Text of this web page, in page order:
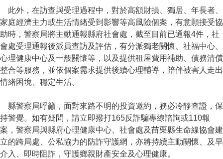
此外，在訪查與受理過程中，對於高額財損、獨居、年長者、
家庭經濟主力或生活情緒受到影響等高風險個案，有意願接受協
助時，警察局將主動通報縣府社會處，截至目前已通報4件，社
會處受理通報後派員查訪及評估，有分派獨老關懷、社福中心、
心理健康中心及一般關懷等，以及提供租屋費用補助、債務清償
整合等服務，並依個案需求提供後續心理輔導，陪伴被害人走出
情緒困境、穩定生活。
縣警察局呼籲，面對來路不明的投資邀約，務必冷靜查證，保
持警覺。如有疑問，請立即撥打165反詐騙專線諮詢或110報
案，警察局與縣府心理健康中心、社會處及苗栗縣生命線協會建
立的跨局處、公私協力的防詐守護網，亦將持續主動關懷、及早
介入、即時阻詐，守護鄉親財產安全及心理健康。